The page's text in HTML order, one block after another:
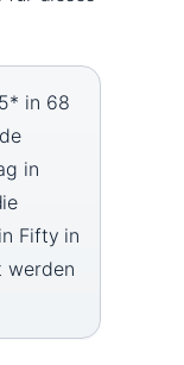
in 68
in
Fifty in
werden